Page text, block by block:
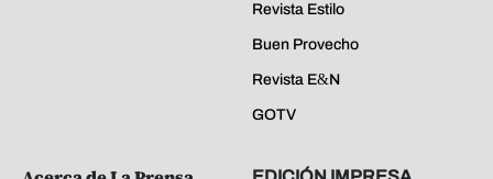
Revista Estilo
Buen Provecho
Revista E&N
GOTV